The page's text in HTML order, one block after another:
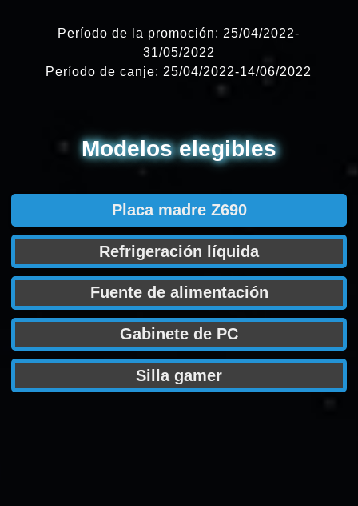
Período de la promoción: 25/04/2022-
31/05/2022
Período de canje: 25/04/2022-14/06/2022
Modelos elegibles
Placa madre Z690
Refrigeración líquida
Fuente de alimentación
Gabinete de PC
Silla gamer